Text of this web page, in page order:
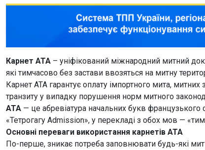
Карнет АТА – уніфікований міжнародний митний
які тимчасово без застави ввозяться на митну
Карнет АТА гарантує оплату імпортного мита, митних
транзиту у випадку порушення норм митного
АТА — це абревіатура начальних букв французького
«Тетрогагу Admission», у перекладі з обох мов —
Основні переваги використання карнетів АТА
По-перше, зникає потреба заповнювати будь-які